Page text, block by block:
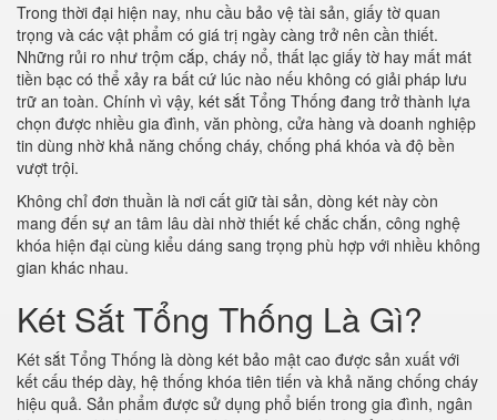
Trong thời đại hiện nay, nhu cầu bảo vệ tài sản, giấy tờ quan
trọng và các vật phẩm có giá trị ngày càng trở nên cần thiết.
Những rủi ro như trộm cắp, cháy nổ, thất lạc giấy tờ hay mất mát
tiền bạc có thể xảy ra bất cứ lúc nào nếu không có giải pháp lưu
trữ an toàn. Chính vì vậy, két sắt Tổng Thống đang trở thành lựa
chọn được nhiều gia đình, văn phòng, cửa hàng và doanh nghiệp
tin dùng nhờ khả năng chống cháy, chống phá khóa và độ bền
vượt trội.
Không chỉ đơn thuần là nơi cất giữ tài sản, dòng két này còn
mang đến sự an tâm lâu dài nhờ thiết kế chắc chắn, công nghệ
khóa hiện đại cùng kiểu dáng sang trọng phù hợp với nhiều không
gian khác nhau.
Két Sắt Tổng Thống Là Gì?
Két sắt Tổng Thống là dòng két bảo mật cao được sản xuất với
kết cấu thép dày, hệ thống khóa tiên tiến và khả năng chống cháy
hiệu quả. Sản phẩm được sử dụng phổ biến trong gia đình, ngân